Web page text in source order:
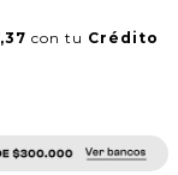
con tu Crédito